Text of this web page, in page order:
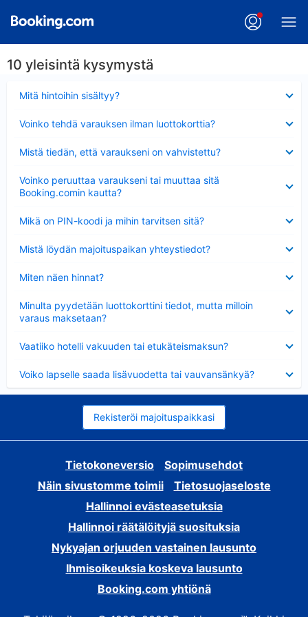
10 yleisintä kysymystä
Mitä hintoihin sisältyy?
Voinko tehdä varauksen ilman luottokorttia?
Mistä tiedän, että varaukseni on vahvistettu?
Voinko peruuttaa varaukseni tai muuttaa sitä
Booking.comin kautta?
Mikä on PIN-koodi ja mihin tarvitsen sitä?
Mistä löydän majoituspaikan yhteystiedot?
Miten näen hinnat?
Minulta pyydetään luottokorttini tiedot, mutta milloin
varaus maksetaan?
Vaatiiko hotelli vakuuden tai etukäteismaksun?
Voiko lapselle saada lisävuodetta tai vauvansänkyä?
Rekisteröi majoituspaikkasi
Tietokoneversio
Sopimusehdot
Näin sivustomme toimii
Tietosuojaseloste
Hallinnoi evästeasetuksia
Hallinnoi räätälöityjä suosituksia
Nykyajan orjuuden vastainen lausunto
Ihmisoikeuksia koskeva lausunto
Booking.com yhtiönä